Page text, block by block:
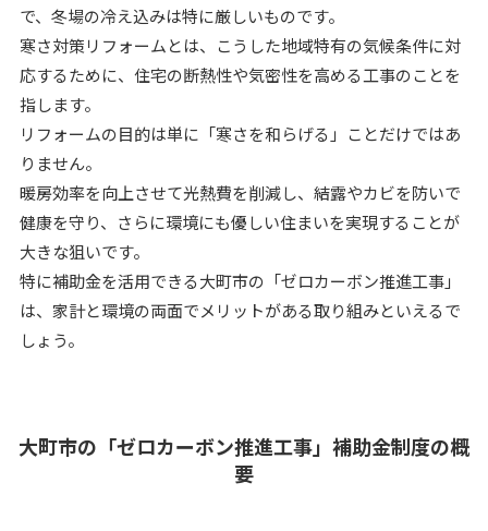
で、冬場の冷え込みは特に厳しいものです。
寒さ対策リフォームとは、こうした地域特有の気候条件に対
応するために、住宅の断熱性や気密性を高める工事のことを
指します。
リフォームの目的は単に「寒さを和らげる」ことだけではあ
りません。
暖房効率を向上させて光熱費を削減し、結露やカビを防いで
健康を守り、さらに環境にも優しい住まいを実現することが
大きな狙いです。
特に補助金を活用できる大町市の「ゼロカーボン推進工事」
は、家計と環境の両面でメリットがある取り組みといえるで
しょう。
大町市の「ゼロカーボン推進工事」補助金制度の概
要